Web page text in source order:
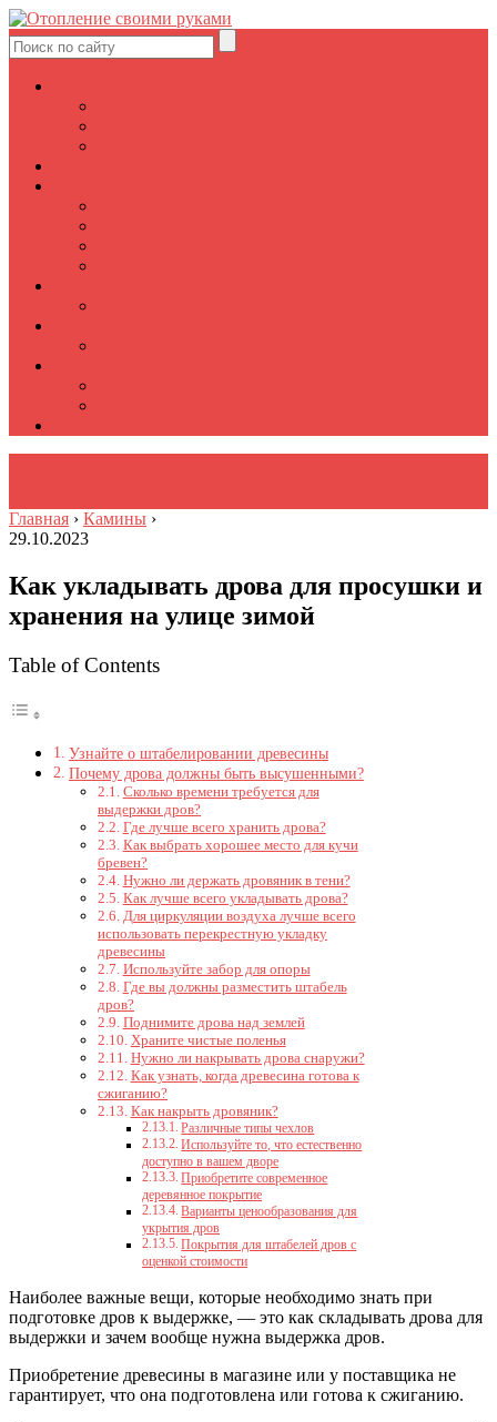
Главная › Камины ›
29.10.2023
Как укладывать дрова для просушки и
хранения на улице зимой
Table of Contents
Узнайте о штабелировании древесины
Почему дрова должны быть высушенными?
Сколько времени требуется для
выдержки дров?
Где лучше всего хранить дрова?
Как выбрать хорошее место для кучи
бревен?
Нужно ли держать дровяник в тени?
Как лучше всего укладывать дрова?
Для циркуляции воздуха лучше всего
использовать перекрестную укладку
древесины
Используйте забор для опоры
Где вы должны разместить штабель
дров?
Поднимите дрова над землей
Храните чистые поленья
Нужно ли накрывать дрова снаружи?
Как узнать, когда древесина готова к
сжиганию?
Как накрыть дровяник?
Различные типы чехлов
Используйте то, что естественно
доступно в вашем дворе
Приобретите современное
деревянное покрытие
Варианты ценообразования для
укрытия дров
Покрытия для штабелей дров с
оценкой стоимости
Наиболее важные вещи, которые необходимо знать при
подготовке дров к выдержке, — это как складывать дрова для
выдержки и зачем вообще нужна выдержка дров.
Приобретение древесины в магазине или у поставщика не
гарантирует, что она подготовлена или готова к сжиганию.